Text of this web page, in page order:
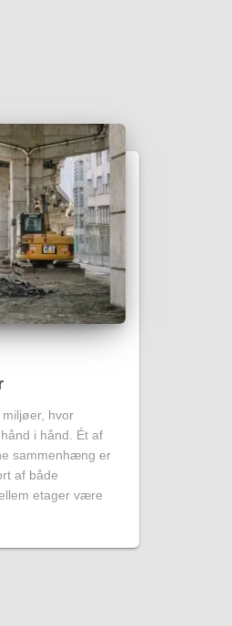
hvor
i hånd. Ét af
sammenhæng er
af både
etager være